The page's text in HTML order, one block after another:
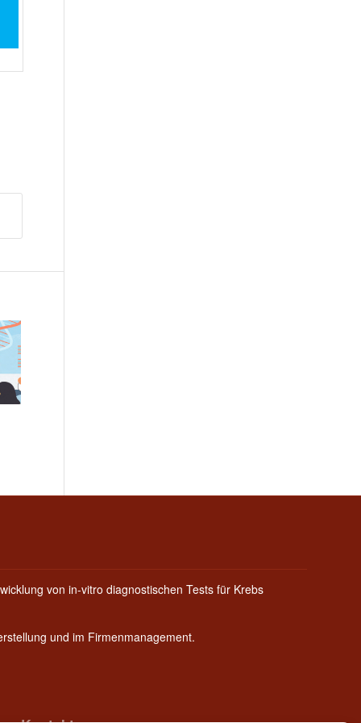
von in-vitro diagnostischen Tests für Krebs
und im Firmenmanagement.